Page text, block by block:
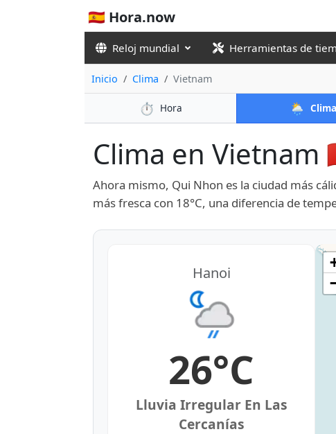
🇪🇸 Hora.now
Reloj mundial Herramientas de
Inicio Clima Vietnam
⏱️ Hora 🌦️ Clima
Clima en Vietnam
Ahora mismo, Qui Nhon es la ciudad más
más fresca con 18°C, una diferencia de
Hanoi
26°C
Lluvia Irregular En Las
Cercanías